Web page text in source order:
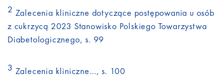
2 Zalecenia kliniczne dotyczące postępowania u osób
z cukrzycą 2023 Stanowisko Polskiego Towarzystwa
Diabetologicznego, s. 99
3 Zalecenia kliniczne…, s. 100